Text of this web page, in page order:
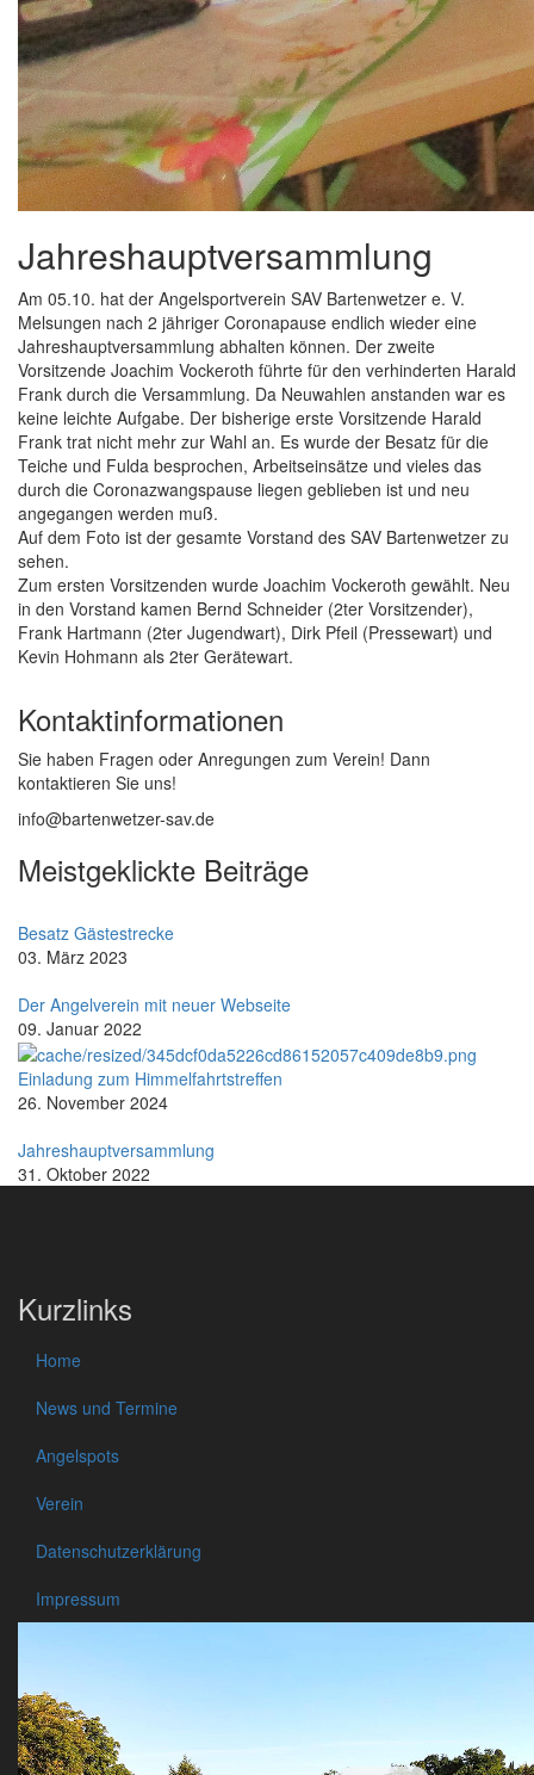
Jahreshauptversammlung
Am 05.10. hat der Angelsportverein SAV Bartenwetzer e. V.
Melsungen nach 2 jähriger Coronapause endlich wieder eine
Jahreshauptversammlung abhalten können. Der zweite
Vorsitzende Joachim Vockeroth führte für den verhinderten Harald
Frank durch die Versammlung. Da Neuwahlen anstanden war es
keine leichte Aufgabe. Der bisherige erste Vorsitzende Harald
Frank trat nicht mehr zur Wahl an. Es wurde der Besatz für die
Teiche und Fulda besprochen, Arbeitseinsätze und vieles das
durch die Coronazwangspause liegen geblieben ist und neu
angegangen werden muß.
Auf dem Foto ist der gesamte Vorstand des SAV Bartenwetzer zu
sehen.
Zum ersten Vorsitzenden wurde Joachim Vockeroth gewählt. Neu
in den Vorstand kamen Bernd Schneider (2ter Vorsitzender),
Frank Hartmann (2ter Jugendwart), Dirk Pfeil (Pressewart) und
Kevin Hohmann als 2ter Gerätewart.
Kontaktinformationen
Sie haben Fragen oder Anregungen zum Verein! Dann
kontaktieren Sie uns!
info@bartenwetzer-sav.de
Meistgeklickte Beiträge
Besatz Gästestrecke
03. März 2023
Der Angelverein mit neuer Webseite
09. Januar 2022
Einladung zum Himmelfahrtstreffen
26. November 2024
Jahreshauptversammlung
31. Oktober 2022
Kurzlinks
Home
News und Termine
Angelspots
Verein
Datenschutzerklärung
Impressum